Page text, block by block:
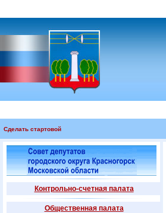
Сделать стартовой
Контрольно-счетная палата
Общественная палата